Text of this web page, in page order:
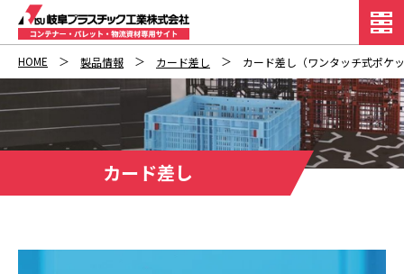
HOME 製品情報 カード差し カード差し（ワンタッチ式ポケ
カード差し